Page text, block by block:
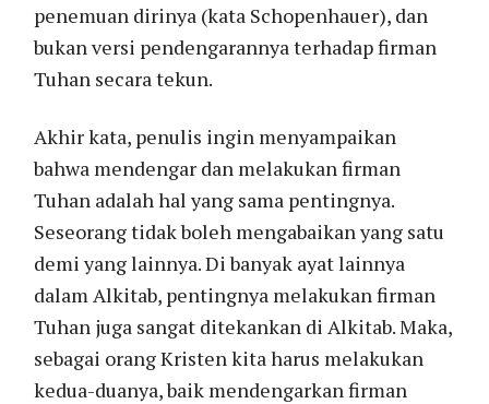
penemuan dirinya (kata Schopenhauer), dan
bukan versi pendengarannya terhadap firman
Tuhan secara tekun.
Akhir kata, penulis ingin menyampaikan
bahwa mendengar dan melakukan firman
Tuhan adalah hal yang sama pentingnya.
Seseorang tidak boleh mengabaikan yang satu
demi yang lainnya. Di banyak ayat lainnya
dalam Alkitab, pentingnya melakukan firman
Tuhan juga sangat ditekankan di Alkitab. Maka,
sebagai orang Kristen kita harus melakukan
kedua-duanya, baik mendengarkan firman